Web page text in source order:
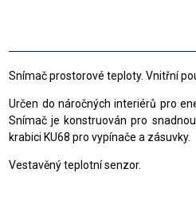
Snímač prostorové teploty. Vnitřní
Určen do náročných interiérů pro
Snímač je konstruován pro
krabici KU68 pro vypínače a zásuvky.
Vestavěný teplotní senzor.